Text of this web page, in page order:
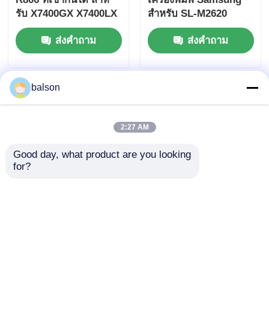
รับ X7400GX X7400LX
X7500LX
ส่งคำถาม
สําหรับ SL-M2620
M2670 M2870 คาร์ทริจ
D115
ส่งคำถาม
balson
2:27 AM
Good day, what product are you looking
for?